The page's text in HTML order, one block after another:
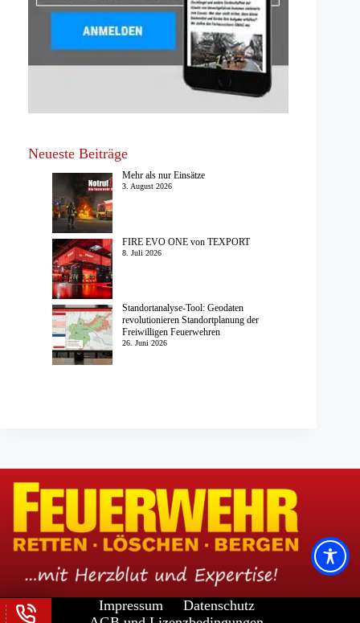
Neueste Beiträge
Mehr als nur Einsätze
3. August 2026
FIRE EVO ONE von TEXPORT
8. Juli 2026
Standortanalyse-Tool: Geodaten
revolutionieren Standortplanung der
Freiwilligen Feuerwehren
26. Juni 2026
Impressum
Datenschutz